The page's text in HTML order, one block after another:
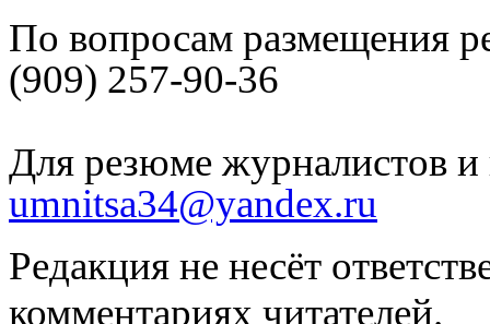
По вопросам размещения
(909) 257-90-36
Для резюме журналистов и
umnitsa34@yandex.ru
Редакция не несёт
комментариях читателей.